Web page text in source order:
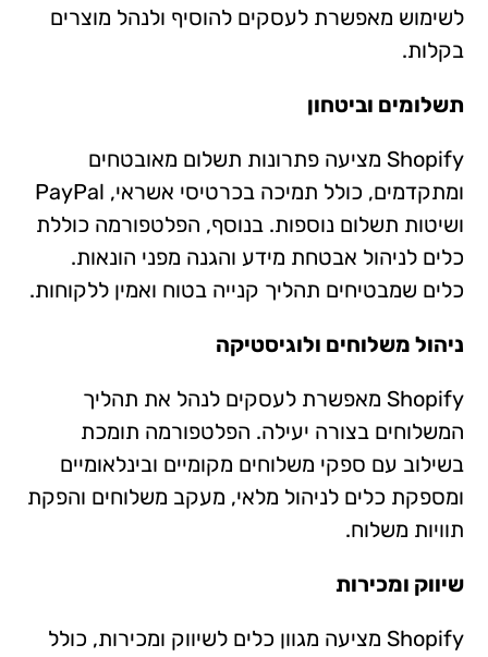
לשימוש מאפשרת לעסקים להוסיף ולנהל מוצרים
בקלות.
תשלומים וביטחון
Shopify מציעה פתרונות תשלום מאובטחים
ומתקדמים, כולל תמיכה בכרטיסי אשראי, PayPal
ושיטות תשלום נוספות. בנוסף, הפלטפורמה כוללת
כלים לניהול אבטחת מידע והגנה מפני הונאות.
כלים שמבטיחים תהליך קנייה בטוח ואמין ללקוחות.
ניהול משלוחים ולוגיסטיקה
Shopify מאפשרת לעסקים לנהל את תהליך
המשלוחים בצורה יעילה. הפלטפורמה תומכת
בשילוב עם ספקי משלוחים מקומיים ובינלאומיים
ומספקת כלים לניהול מלאי, מעקב משלוחים והפקת
תוויות משלוח.
שיווק ומכירות
Shopify מציעה מגוון כלים לשיווק ומכירות, כולל